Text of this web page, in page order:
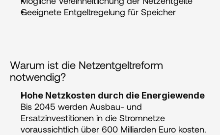
Geeignete Entgeltregelung für Speicher
Warum ist die Netzentgeltreform
notwendig?
Hohe Netzkosten durch die Energiewende
Bis 2045 werden Ausbau- und
Ersatzinvestitionen in die Stromnetze
voraussichtlich über 600 Milliarden Euro kosten.